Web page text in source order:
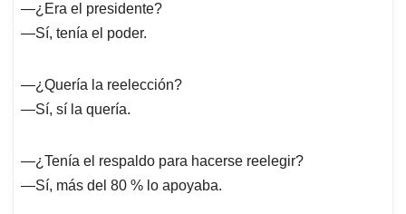
—¿Era el presidente?
—Sí, tenía el poder.
—¿Quería la reelección?
—Sí, sí la quería.
—¿Tenía el respaldo para hacerse reelegir?
—Sí, más del 80 % lo apoyaba.